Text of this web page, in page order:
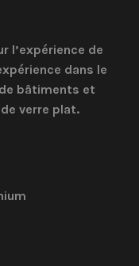
l’expérience de
dans le
bâtiments et
verre plat.